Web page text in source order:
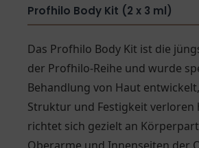
Profhilo Body Kit (2 x 3 ml)
Das Profhilo Body Kit ist die
der Profhilo-Reihe und wurde
Behandlung von Haut
Struktur und Festigkeit verloren
richtet sich gezielt an